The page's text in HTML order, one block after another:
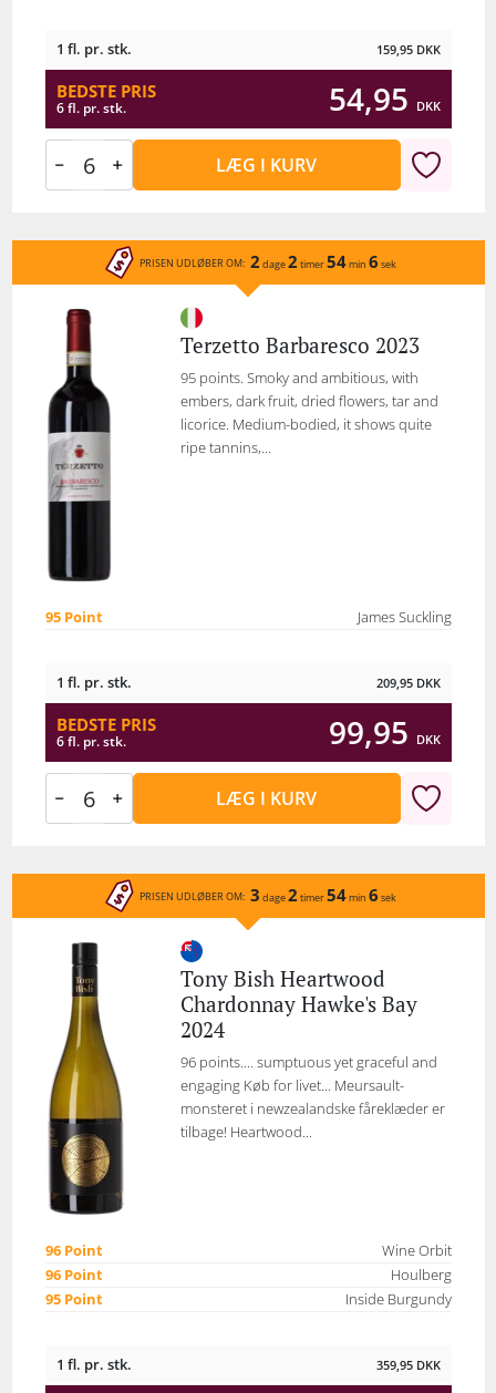
1 fl. pr. stk. 159,95 DKK
BEDSTE PRIS
6 fl. pr. stk. 54,95 DKK
LÆG I KURV
PRISEN UDLØBER OM: 2 dage2 timer54min 6 sek
Terzetto Barbaresco 2023
95 points. Smoky and ambitious, with
embers, dark fruit, dried flowers, tar and
licorice. Medium-bodied, it shows quite
ripe tannins,...
95 Point James Suckling
1 fl. pr. stk. 209,95 DKK
BEDSTE PRIS
6 fl. pr. stk. 99,95 DKK
LÆG I KURV
PRISEN UDLØBER OM: 3 dage2 timer54min 6 sek
Tony Bish Heartwood
Chardonnay Hawke's Bay
2024
96 points.... sumptuous yet graceful and
engaging Køb for livet... Meursault-
monsteret i newzealandske fåreklæder er
tilbage! Heartwood...
96 Point
Wine Orbit
96 Point
Houlberg
95 Point
Inside Burgundy
1 fl. pr. stk. 359,95 DKK